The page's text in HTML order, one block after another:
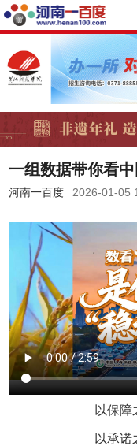
一组数据带你看
河南一百度 2026-01-05
以保障
以承诺